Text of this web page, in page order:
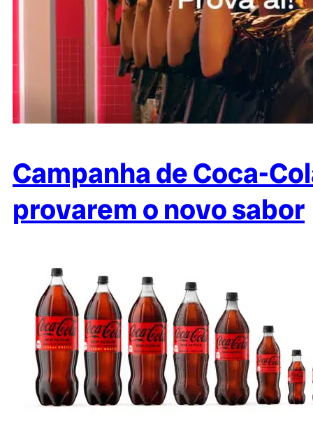
Campanha de Coca-
provarem o novo sabor